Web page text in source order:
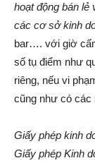
hoạt động bán lẻ
các cơ sở kinh
bar…. với giờ
số tụ điểm như
riêng, nếu vi
cũng như có các
Giấy phép kinh
Giấy phép Kinh